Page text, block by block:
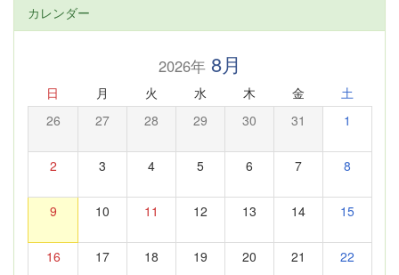
カレンダー
2026年8月
日 月 火 水 木 金 土
26 27 28 29 30 31 1
2 3 4 5 6 7 8
9 10 11 12 13 14 15
16 17 18 19 20 21 22